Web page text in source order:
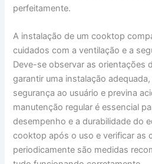
perfeitamente.
A instalação de um cooktop
cuidados com a ventilação e a
Deve-se observar as orientações
garantir uma instalação
segurança ao usuário e previna
manutenção regular é essencial
desempenho e a durabilidade do
cooktop após o uso e verificar as
periodicamente são medidas